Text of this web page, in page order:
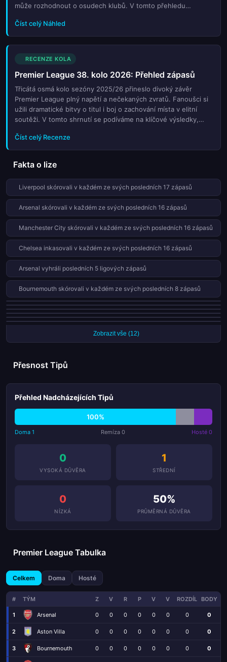
může rozhodnout o osudech klubů. V tomto přehledu
osmého kola. Zjistěte, kdo má největší šanci na korunovaci
mistrem a které týmy budou bojovat až do posledního dechu
proti sestupu. Analyzujeme aktuální formu týmů, výpady
hvězd a strategické tahy trenérů. Nechte se provést
atmosférou finále sezóny, kde každá minuta hřeje krev
fanouškům po celém světě. Sledujte naše předpovědi a tipy
pro sázky na závěrečnou částku nejpopulárnějšího
fotbalového šampionátu Evropy.
Číst celý Náhled
RECENZE KOLA
Premier League 38. kolo 2026: Přehled zápasů
Třicátá osmá kolo sezóny 2025/26 přineslo divoký závěr
Premier League plný napětí a nečekaných zvratů. Fanoušci si
užili dramatické bitvy o titul i boj o zachování místa v elitní
soutěži. V tomto shrnutí se podíváme na klíčové výsledky,
ligy, rozhodující góly a trenérské tahy, které ovlivnily osudy
klubů v posledním kole. Zjistěte, kdo si vybojoval místo v
evropských pohárech a které týmy slavily historické úspěchy
nebo trpěly překvapivým pádem. Tento přehled vám poskytne
kompletní obraz o tom, jak proběhla závěrečná etapa jedné z
nejuznávanějších fotbalových lig světa. Nechte se unést
emocemi finálního dějství anglického mistrovství.
Číst celý Recenze
Fakta o lize
Liverpool skórovali v každém ze svých posledních 17 zápasů
Arsenal skórovali v každém ze svých posledních 16 zápasů
Manchester City skórovali v každém ze svých posledních 16 zápasů
Chelsea inkasovali v každém ze svých posledních 16 zápasů
Arsenal vyhráli posledních 5 ligových zápasů
Bournemouth skórovali v každém ze svých posledních 8 zápasů
Nottingham Forest skórovali v každém ze svých posledních 8 zápasů
Wolves inkasovali v každém ze svých posledních 9 zápasů
Bournemouth jsou neporažení v posledních 5 ligových zápasech
Burnley inkasovali v každém ze svých posledních 8 zápasů
Newcastle inkasovali v každém ze svých posledních 8 zápasů
Zobrazit vše (12)
Přesnost Tipů
Přehled Nadcházejících Tipů
100%
Doma 1 Remíza 0 Hosté 0
0
VYSOKÁ DŮVĚRA
1
STŘEDNÍ
0
NÍZKÁ
50%
PRŮMĚRNÁ DŮVĚRA
Premier League Tabulka
Celkem Doma Hosté
# TÝM Z V R P V V ROZDÍL BODY
1 Arsenal 0 0 0 0 0 0 0 0
2 Aston Villa 0 0 0 0 0 0 0 0
3 Bournemouth 0 0 0 0 0 0 0 0